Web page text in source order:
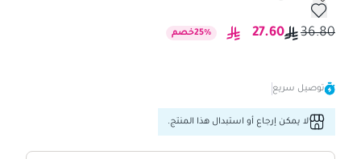
فريش تنج جل تنظيف اللسان اكسترا نعنان
36.80
27.60
25% خصم
توصيل سريع
لا يمكن إرجاع أو استبدال هذا المنتج.